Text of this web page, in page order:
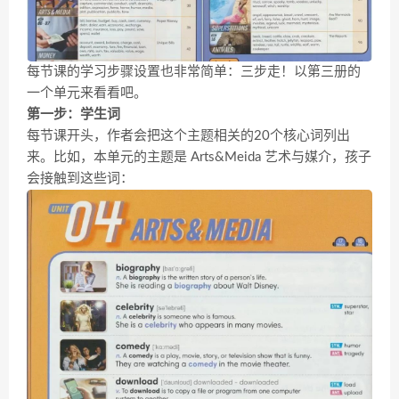
每节课的学习步骤设置也非常简单：三步走！以第三册的
一个单元来看看吧。
第一步： 学生词
每节课开头，作者会把这个主题相关的20个核心词列出
来。比如，本单元的主题是 Arts&Meida 艺术与媒介，孩子
会接触到这些词：